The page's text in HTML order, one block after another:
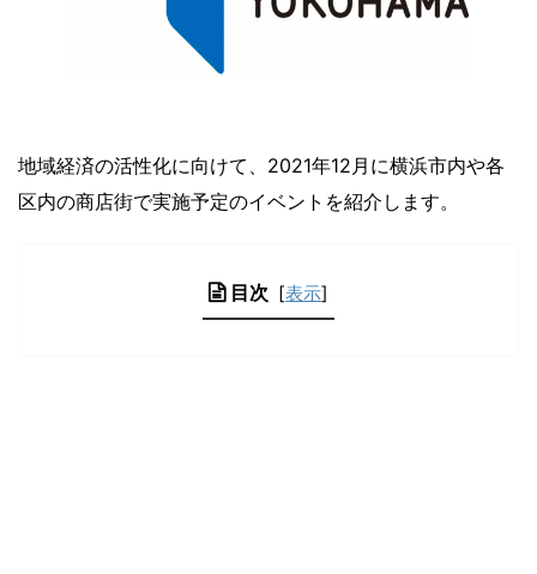
地域経済の活性化に向けて、2021年12月に横浜市内や各
区内の商店街で実施予定のイベントを紹介します。
目次 [表示]